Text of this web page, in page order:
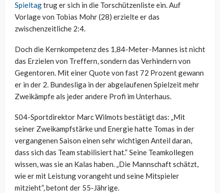
Spieltagtrug er sich in die Torschützenliste ein. Auf
Vorlage von Tobias Mohr (28) erzielte er das
zwischenzeitliche 2:4.
Doch die Kernkompetenz des 1,84-Meter-Mannes ist nicht
das Erzielen von Treffern, sondern das Verhindern von
Gegentoren. Mit einer Quote von fast 72 Prozent gewann
er in der 2. Bundesliga in der abgelaufenen Spielzeit mehr
Zweikämpfe als jeder andere Profi im Unterhaus.
S04-Sportdirektor Marc Wilmots bestätigt das: „Mit
seiner Zweikampfstärke und Energie hatte Tomas in der
vergangenen Saison einen sehr wichtigen Anteil daran,
dass sich das Team stabilisiert hat.“ Seine Teamkollegen
wissen, was sie an Kalas haben. „Die Mannschaft schätzt,
wie er mit Leistung vorangeht und seine Mitspieler
mitzieht“, betont der 55-Jährige.